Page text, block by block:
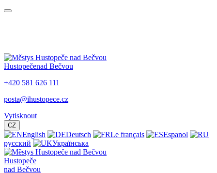
Hustopečenad Bečvou
+420 581 626 111
posta@ihustopece.cz
Vytisknout
CZ
English Deutsch Le français
Espanol
русский
Українська
Hustopeče
nad Bečvou